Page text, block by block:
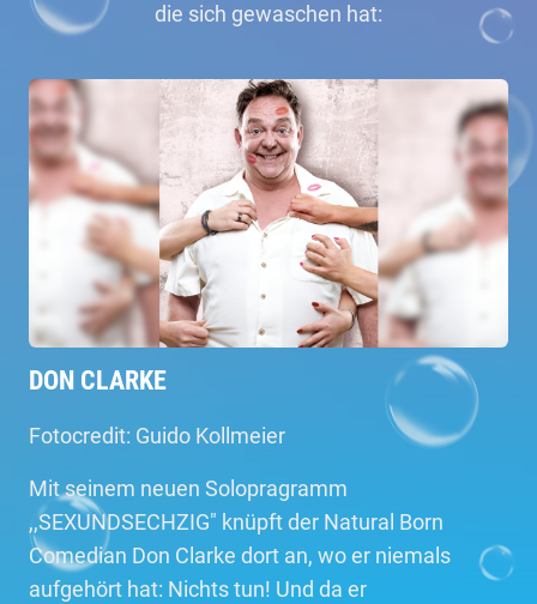
die sich gewaschen hat:
DON CLARKE
Fotocredit: Guido Kollmeier
Mit seinem neuen Solopragramm
,,SEXUNDSECHZIG" knüpft der Natural Born
Comedian Don Clarke dort an, wo er niemals
aufgehört hat: Nichts tun! Und da er